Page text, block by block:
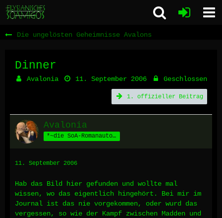
Die ungelösten Geheimnisse Avalons
Dinner
Avalonia 11. September 2006 Geschlossen
1. offizieller Beitrag
Avalonia
*~die SoA-Romanautorin~*
11. September 2006
Hab das Bild hier gefunden und wollte mal
wissen, wo das eigentlich hingehört. Bei mir im
Journal ist das nie vorgekommen, oder wurd das
vergessen, so wie der Kampf zwischen Madden und